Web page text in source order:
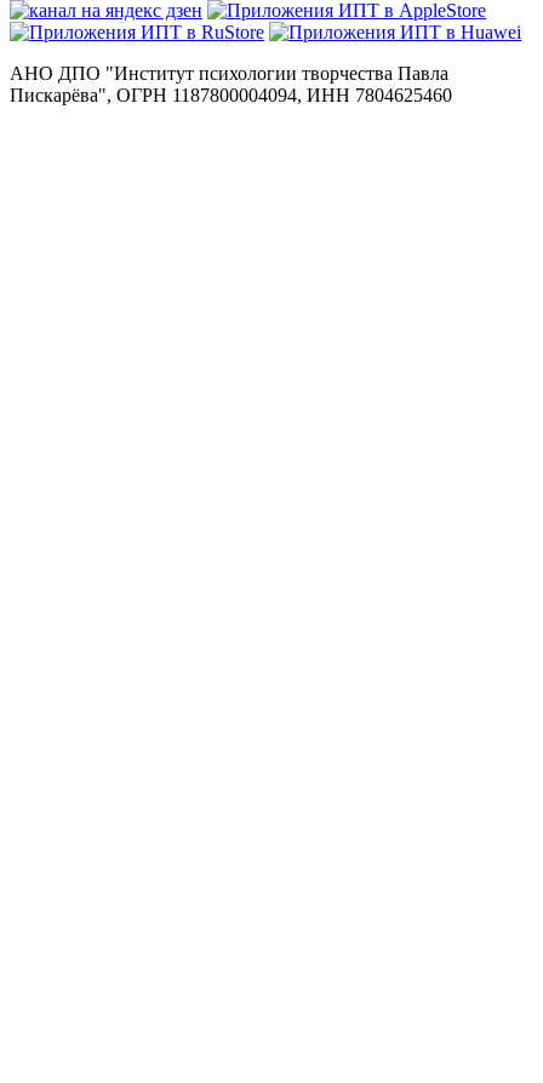
АНО ДПО "Институт психологии творчества Павла
Пискарёва", ОГРН 1187800004094, ИНН 7804625460